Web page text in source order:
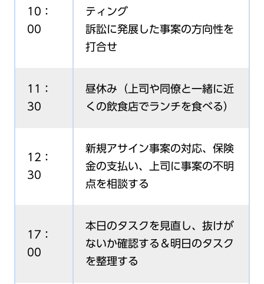
10：
00
ティング
訴訟に発展した事案の方向性を
打合せ
11：
30
昼休み（上司や同僚と一緒に近
くの飲食店でランチを食べる）
12：
30
新規アサイン事案の対応、保険
金の支払い、上司に事案の不明
点を相談する
17：
00
本日のタスクを見直し、抜けが
ないか確認する＆明日のタスク
を整理する